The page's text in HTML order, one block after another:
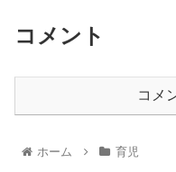
コメント
コメ
ホーム 育児